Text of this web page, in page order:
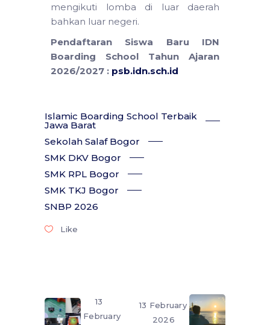
mengikuti lomba di luar daerah
bahkan luar negeri.
Pendaftaran Siswa Baru IDN
Boarding School Tahun Ajaran
2026/2027 : psb.idn.sch.id
Islamic Boarding School Terbaik
Jawa Barat
Sekolah Salaf Bogor
SMK DKV Bogor
SMK RPL Bogor
SMK TKJ Bogor
SNBP 2026
Like
13
February
13 February
2026